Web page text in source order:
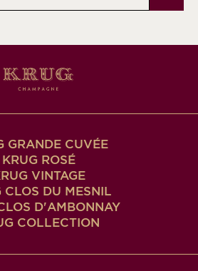
GRANDE CUVÉE
KRUG ROSÉ
VINTAGE
CLOS DU MESNIL
D'AMBONNAY
COLLECTION